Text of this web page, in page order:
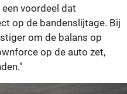
voordeel dat
op de bandenslijtage. Bij
om de balans op
op de auto zet,